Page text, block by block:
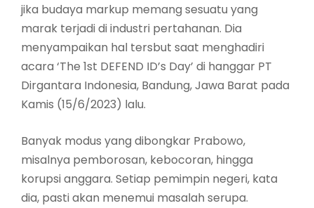
jika budaya markup memang sesuatu yang
marak terjadi di industri pertahanan. Dia
menyampaikan hal tersbut saat menghadiri
acara ‘The 1st DEFEND ID’s Day’ di hanggar PT
Dirgantara Indonesia, Bandung, Jawa Barat pada
Kamis (15/6/2023) lalu.
Banyak modus yang dibongkar Prabowo,
misalnya pemborosan, kebocoran, hingga
korupsi anggara. Setiap pemimpin negeri, kata
dia, pasti akan menemui masalah serupa.